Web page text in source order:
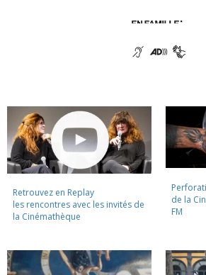
Retrouvez en Replay
les rencontres avec les invités de
la Cinémathèque
de la
FM